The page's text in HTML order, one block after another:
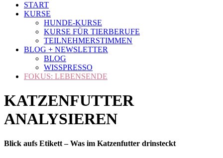
START
KURSE
HUNDE-KURSE
KURSE FÜR TIERBERUFE
TEILNEHMERSTIMMEN
BLOG + NEWSLETTER
BLOG
WISSPRESSO
FOKUS: LEBENSENDE
KATZENFUTTER
ANALYSIEREN
Blick aufs Etikett – Was im Katzenfutter drinsteckt